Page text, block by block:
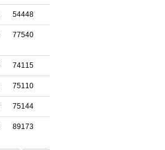
54448
77540
74115
75110
75144
89173